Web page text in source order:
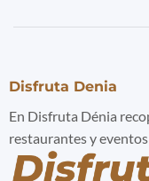
Disfruta Denia
En Disfruta Dénia
restaurantes y